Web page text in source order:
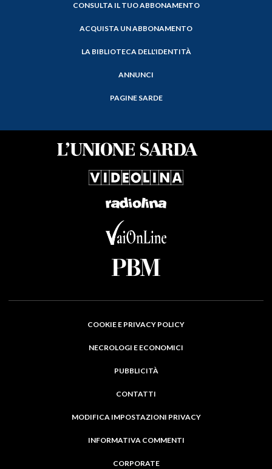
CONSULTA IL TUO ABBONAMENTO
ACQUISTA UN ABBONAMENTO
LA BIBLIOTECA DELL'IDENTITÀ
ANNUNCI
PAGINE SARDE
COOKIE E PRIVACY POLICY
NECROLOGI E ECONOMICI
PUBBLICITÀ
CONTATTI
MODIFICA IMPOSTAZIONI PRIVACY
INFORMATIVA COMMENTI
CORPORATE